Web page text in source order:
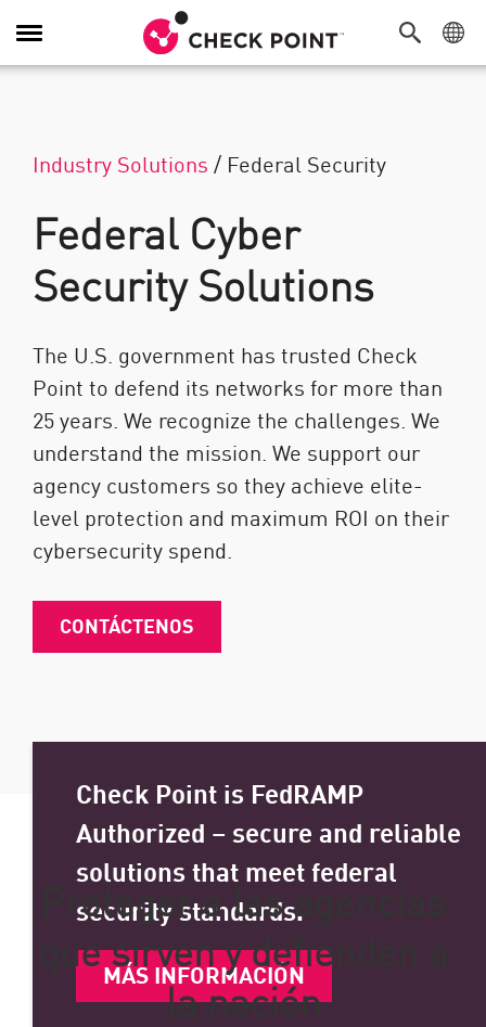
Alternar navegación
Industry Solutions / Federal Security
Federal Cyber
Security Solutions
The U.S. government has trusted Check
Point to defend its networks for more than
25 years. We recognize the challenges. We
understand the mission. We support our
agency customers so they achieve elite-
level protection and maximum ROI on their
cybersecurity spend.
CONTÁCTENOS
Check Point is FedRAMP
Authorized – secure and reliable
solutions that meet federal
security standards.
MÁS INFORMACIÓN
Proteger a las agencias
que sirven y defienden a
la nación